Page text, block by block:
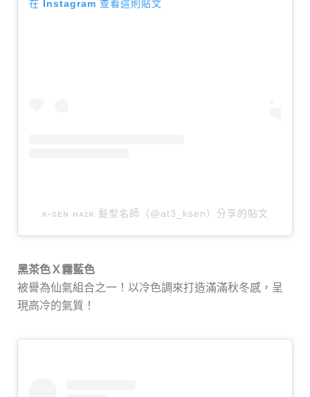
在 Instagram 查看這則貼文
ᴋ-sᴇɴ ʜᴀɪʀ 髮型名師（@at3_ksen）分享的貼文
黑茶色Ｘ霧藍色
被譽為仙氣組合之一！以冷色調來打造滿滿秋冬感，呈
現高冷的氣質！